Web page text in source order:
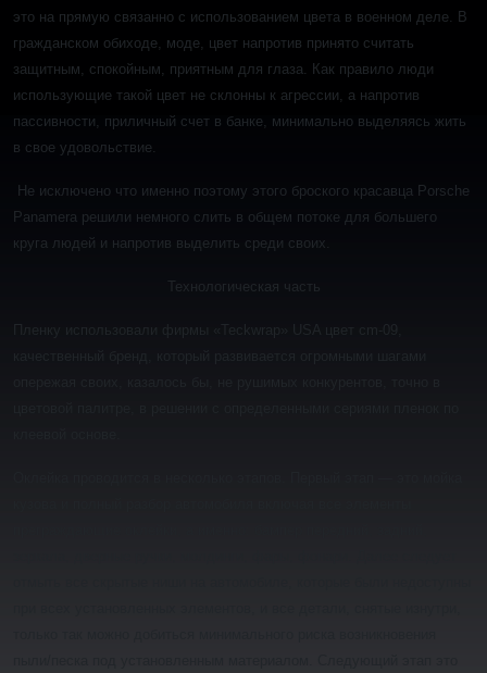
это на прямую связанно с использованием цвета в военном деле. В
гражданском обиходе, моде, цвет напротив принято считать
защитным, спокойным, приятным для глаза. Как правило люди
использующие такой цвет не склонны к агрессии, а напротив
пассивности, приличный счет в банке, минимально выделяясь жить
в свое удовольствие.
Не исключено что именно поэтому этого броского красавца Porsche
Panamera решили немного слить в общем потоке для большего
круга людей и напротив выделить среди своих.
Технологическая часть
Пленку использовали фирмы «Teckwrap» USA цвет cm-09,